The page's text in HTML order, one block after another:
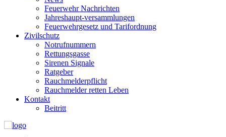
Feuerwehr Nachrichten
Jahreshaupt-versammlungen
Feuerwehrgesetz und Tarifordnung
Zivilschutz
Notrufnummern
Rettungsgasse
Sirenen Signale
Ratgeber
Rauchmelderpflicht
Rauchmelder retten Leben
Kontakt
Beitritt